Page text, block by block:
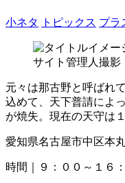
小ネタ トピックス プラ
サイト管理人撮影
元々は那古野と呼ばれ
込めて、天下普請によ
が焼失。現在の天守は
愛知県名古屋市中区本
時間｜９：００～１６